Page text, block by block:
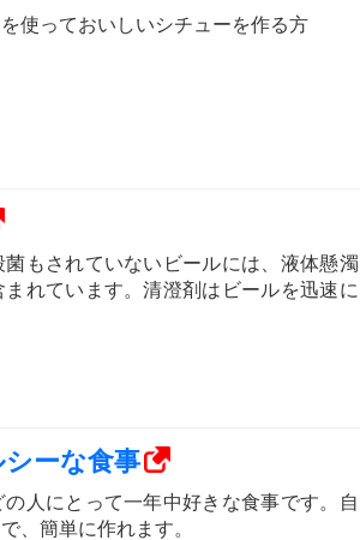
使っておいしいシチューを作る方
もされていないビールには、液体懸濁
れています。清澄剤はビールを迅速に
ーな食事
人にとって一年中好きな食事です。自
、簡単に作れます。